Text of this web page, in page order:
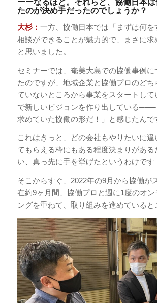
ーーなるほど。それらと、協働日本
たのが決め手だったのでしょうか？
大杉： 一方、協働日本では「まずは何を
相談ができることが魅力的で、まさに求
と思いました。
セミナーでは、奄美大島での協働事例に
たのですが、地域企業と協働プロのどち
ていないところから事業をスタートして
で新しいビジョンを作り出している
求めていた協働の形だ！」と感じたんで
これはきっと、どの会社もやりたいに違
てもらえる枠にもある程度決まりがある
い、真っ先に手を挙げたというわけです
そこからすぐ、2022年の9月から協働が
在約9ヶ月間、協働プロと週に1度のオン
ングを重ねて、取り組みを進めていると